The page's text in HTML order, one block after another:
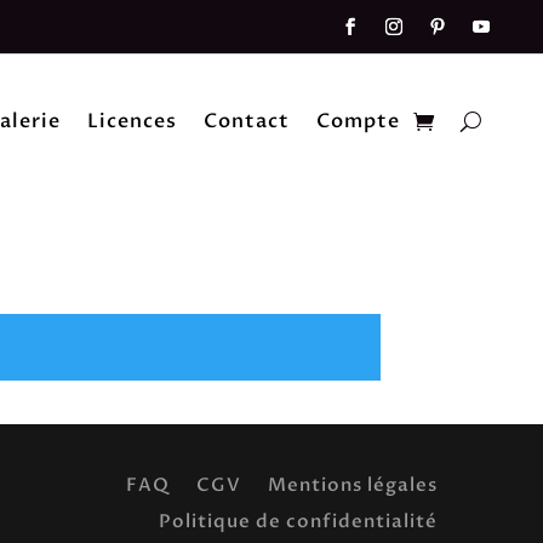
Licences Contact Compte
FAQ CGV
Mentions légales
Politique de confidentialité